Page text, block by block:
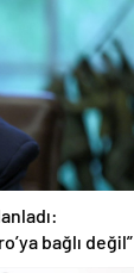
bağlı değil”